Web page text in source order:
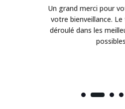
Un grand merci pour
votre bienveillance.
déroulé dans les